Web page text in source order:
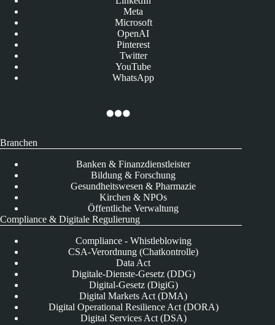
Meta
Microsoft
OpenAI
Pinterest
Twitter
YouTube
WhatsApp
Branchen
Banken & Finanzdienstleister
Bildung & Forschung
Gesundheitswesen & Pharmazie
Kirchen & NPOs
Öffentliche Verwaltung
Compliance & Digitale Regulierung
Compliance - Whistleblowing
CSA-Verordnung (Chatkontrolle)
Data Act
Digitale-Dienste-Gesetz (DDG)
Digital-Gesetz (DigiG)
Digital Markets Act (DMA)
Digital Operational Resilience Act (DORA)
Digital Services Act (DSA)